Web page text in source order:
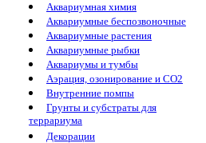
Аквариумная химия
Аквариумные беспозвоночные
Аквариумные растения
Аквариумные рыбки
Аквариумы и тумбы
Аэрация, озонирование и CO2
Внутренние помпы
Грунты и субстраты для
террариума
Декорации